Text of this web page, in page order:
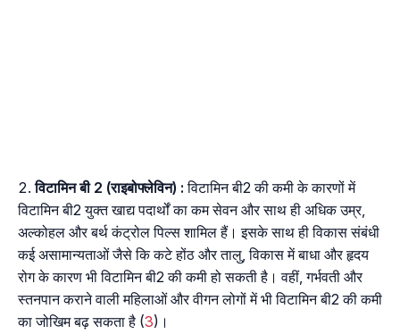
विटामिन बी 2 (राइबोफ्लेविन) : विटामिन बी2 की कमी के कारणों में
विटामिन बी2 युक्त खाद्य पदार्थों का कम सेवन और साथ ही अधिक उम्र,
अल्कोहल और बर्थ कंट्रोल पिल्स शामिल हैं। इसके साथ ही विकास संबंधी
कई असामान्यताओं जैसे कि कटे होंठ और तालु, विकास में बाधा और हृदय
रोग के कारण भी विटामिन बी2 की कमी हो सकती है। वहीं, गर्भवती और
स्तनपान कराने वाली महिलाओं और वीगन लोगों में भी विटामिन बी2 की कमी
का जोखिम बढ़ सकता है (3)।